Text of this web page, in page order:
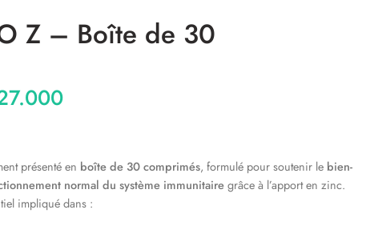
Z – Boîte de 30
présenté en boîte de 30 comprimés, formulé pour soutenir le bien-
normal du système immunitairegrâce à l’apport en zinc.
impliqué dans :